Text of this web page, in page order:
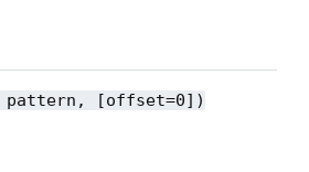
pattern, [offset=0])